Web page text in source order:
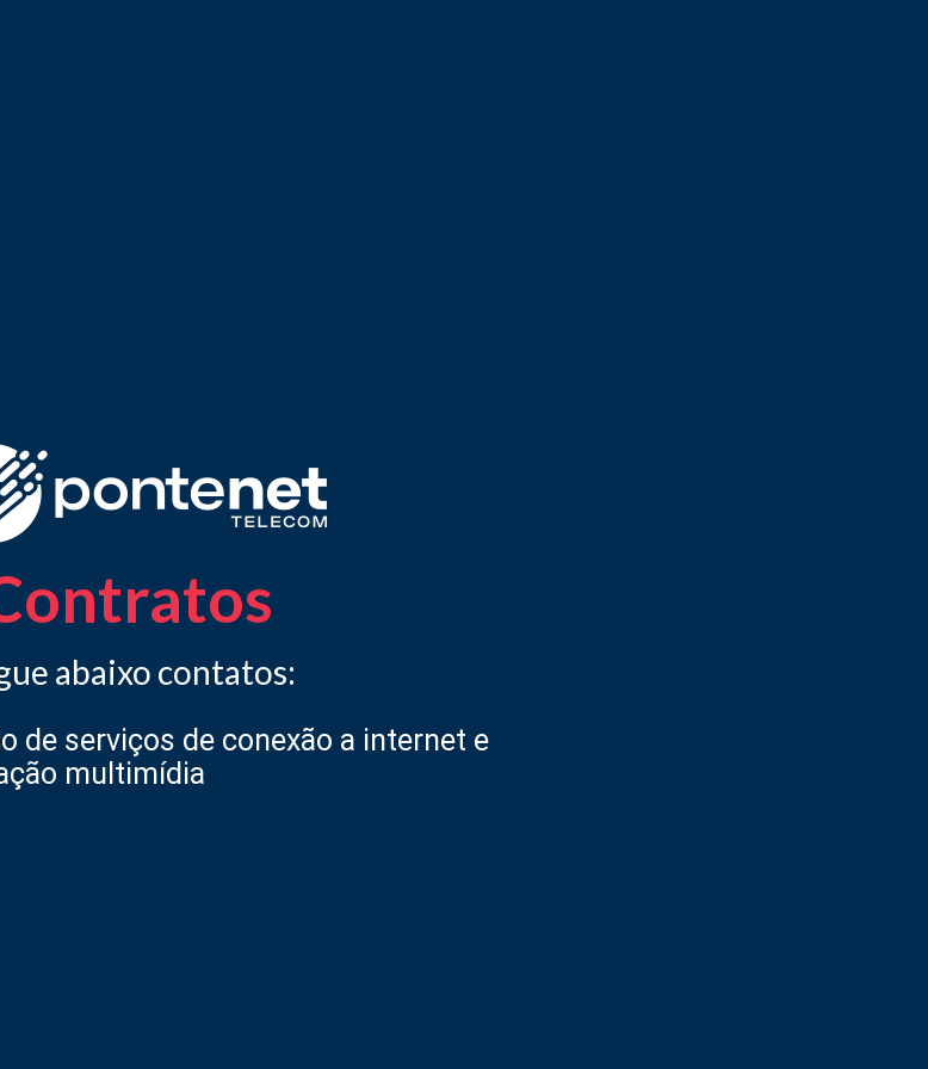
abaixo contatos:
de serviços de conexão a internet e
multimídia